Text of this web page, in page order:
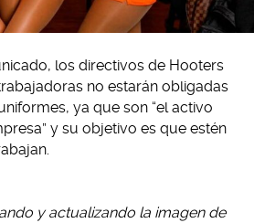
los directivos de Hooters
no estarán obligadas
ya que son “el activo
y su objetivo es que estén
y actualizando la imagen de